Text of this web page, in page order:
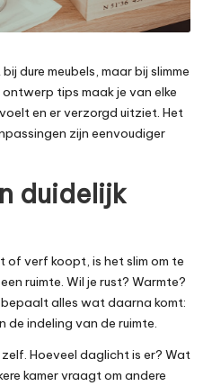
dure meubels, maar bij slimme
tips maak je van elke
en er verzorgd uitziet. Het
zijn eenvoudiger
duidelijk
of verf koopt, is het slim om te
ruimte. Wil je rust? Warmte?
bepaalt alles wat daarna komt:
de indeling van de ruimte.
Hoeveel daglicht is er? Wat
kamer vraagt om andere